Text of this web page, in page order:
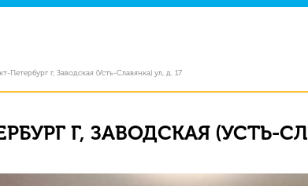
Петербург г, Заводская (Усть-Славянка) ул, д. 17
Г, ЗАВОДСКАЯ (УСТЬ-